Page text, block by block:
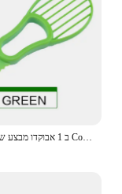
JJYY 3 ב 1 אבוקדו מבצע שיאה Corer חמאת פירות קולפן חותך עיסת מפריד פלסטיק סכין מטבח ירקות כלים